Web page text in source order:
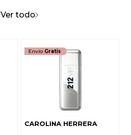
Ver todo
Envío Gratis
CAROLINA HERRERA